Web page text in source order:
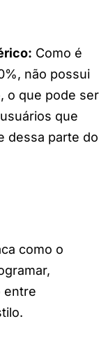
Como é
não possui
o que pode ser
que
dessa parte do
como o
entre